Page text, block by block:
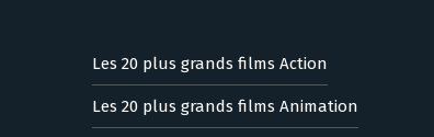
Les 20 plus grands films Action
Les 20 plus grands films Animation